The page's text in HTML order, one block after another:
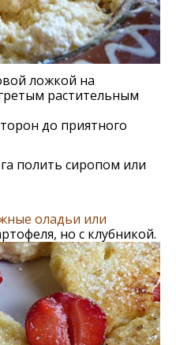
ложкой на
растительным
до приятного
полить сиропом или
оладьи или
но с клубникой.